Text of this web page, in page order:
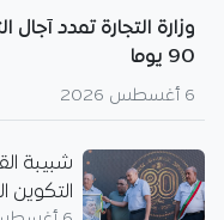
وزارة التجارة تمدد
90 يوما
6 أغسطس 2026
شبيبة
التكوين